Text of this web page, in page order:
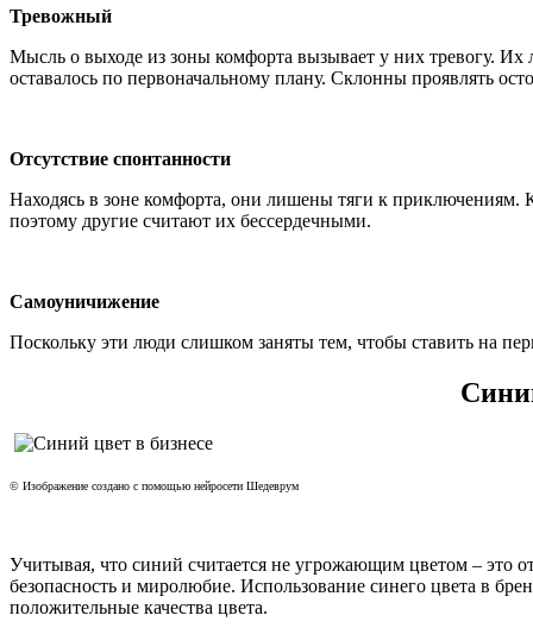
Тревожный
Мысль о выходе из зоны комфорта вызывает у них тревогу. Их
оставалось по первоначальному плану. Склонны проявлять
Отсутствие спонтанности
Находясь в зоне комфорта, они лишены тяги к приключениям.
поэтому другие считают их бессердечными.
Самоуничижение
Поскольку эти люди слишком заняты тем, чтобы ставить на
© Изображение создано с помощью нейросети Шедеврум
Учитывая, что синий считается не угрожающим цветом – это
безопасность и миролюбие. Использование синего цвета в
положительные качества цвета.